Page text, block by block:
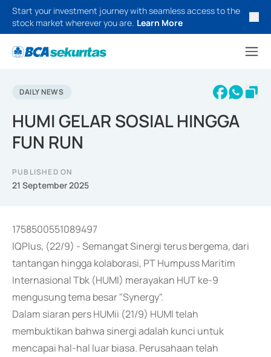
Start your investment journey with seamless access to the
stock market wherever you are. Learn More
DAILY NEWS
HUMI GELAR SOSIAL HINGGA
FUN RUN
PUBLISHED ON
21 September 2025
1758500551089497
IQPlus, (22/9) - Semangat Sinergi terus bergema, dari
tantangan hingga kolaborasi, PT Humpuss Maritim
Internasional Tbk (HUMI) merayakan HUT ke-9
mengusung tema besar "Synergy".
Dalam siaran pers HUMii (21/9) HUMI telah
membuktikan bahwa sinergi adalah kunci untuk
mencapai hal-hal luar biasa. Perusahaan telah